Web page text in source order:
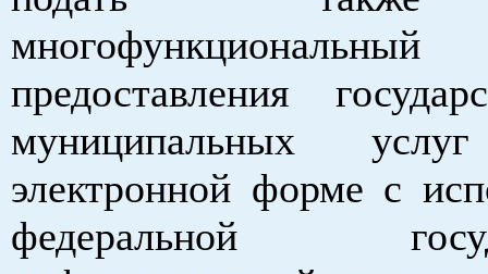
предоставления
муниципальных
электронной форме с
федеральной